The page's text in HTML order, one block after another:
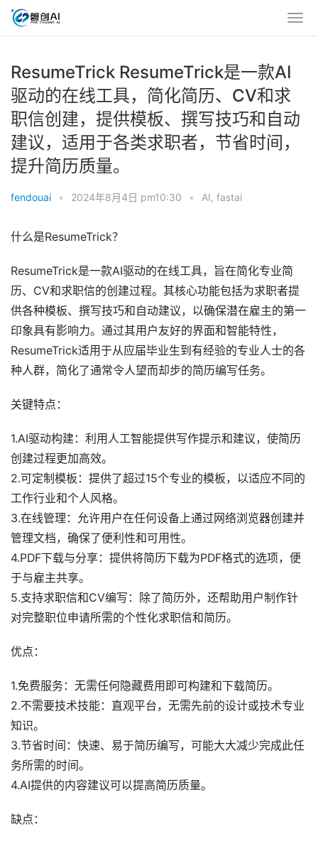
ResumeTrick ResumeTrick是一款AI
驱动的在线工具，简化简历、CV和求
职信创建，提供模板、撰写技巧和自动
建议，适用于各类求职者，节省时间，
提升简历质量。
fendouai • 2024年8月4日 pm10:30 • AI, fastai
什么是ResumeTrick？
ResumeTrick是一款AI驱动的在线工具，旨在简化专业简
历、CV和求职信的创建过程。其核心功能包括为求职者提
供各种模板、撰写技巧和自动建议，以确保潜在雇主的第一
印象具有影响力。通过其用户友好的界面和智能特性，
ResumeTrick适用于从应届毕业生到有经验的专业人士的各
种人群，简化了通常令人望而却步的简历编写任务。
关键特点：
1.AI驱动构建：利用人工智能提供写作提示和建议，使简历
创建过程更加高效。
2.可定制模板：提供了超过15个专业的模板，以适应不同的
工作行业和个人风格。
3.在线管理：允许用户在任何设备上通过网络浏览器创建并
管理文档，确保了便利性和可用性。
4.PDF下载与分享：提供将简历下载为PDF格式的选项，便
于与雇主共享。
5.支持求职信和CV编写：除了简历外，还帮助用户制作针
对完整职位申请所需的个性化求职信和简历。
优点：
1.免费服务：无需任何隐藏费用即可构建和下载简历。
2.不需要技术技能：直观平台，无需先前的设计或技术专业
知识。
3.节省时间：快速、易于简历编写，可能大大减少完成此任
务所需的时间。
4.AI提供的内容建议可以提高简历质量。
缺点：